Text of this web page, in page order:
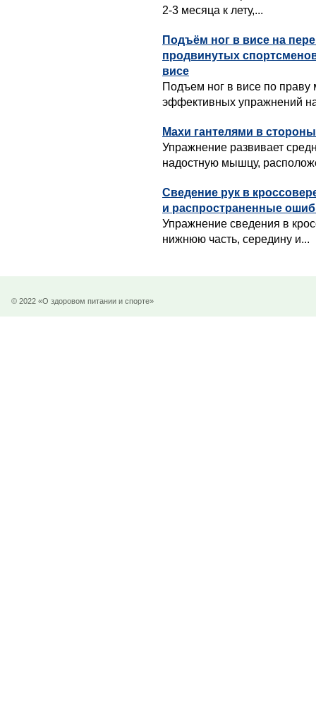
2-3 месяца к лету,...
Подъём ног в висе на
продвинутых
висе
Подъем ног в висе по
эффективных упражнений
Махи гантелями в
Упражнение развивает
надостную мышцу,
Сведение рук в
и распространенные
Упражнение сведения в
нижнюю часть, середину и...
© 2022 «О здоровом питании и спорте»